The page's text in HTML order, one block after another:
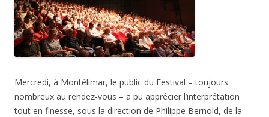
Mercredi, à Montélimar, le public du Festival – toujours
nombreux au rendez-vous – a pu apprécier l’interprétation
tout en finesse, sous la direction de Philippe Bernold, de la